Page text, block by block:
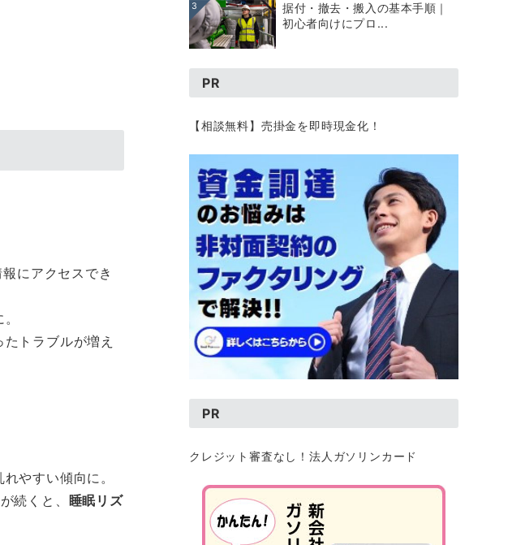
にアクセスでき
トラブルが増え
やすい傾向に。
続くと、 睡眠リズ
3
据付・撤去・搬入の基本手順｜
初心者向けにプロ...
PR
【相談無料】売掛金を即時現金化！
PR
クレジット審査なし！法人ガソリンカード